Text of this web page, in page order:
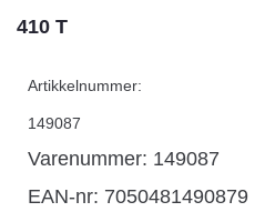
410 T
Artikkelnummer:
149087
Varenummer: 149087
EAN-nr: 7050481490879